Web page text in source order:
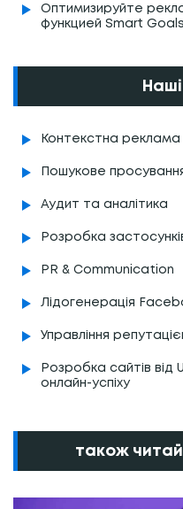
Оптимизируйте
функцией Smart
Контекстна реклама
Пошукове
Аудит та аналітика
Розробка
PR & Communication
Лідогенерація
Управління
Розробка сайтів від
онлайн-успіху
також